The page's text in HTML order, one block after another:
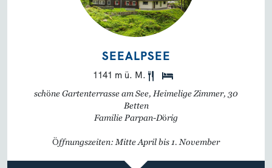
SEEALPSEE
1141 m ü. M.
schöne Gartenterrasse am See, Heimelige Zimmer, 30
Betten
Familie Parpan-Dörig
Öffnungszeiten: Mitte April bis 1. November